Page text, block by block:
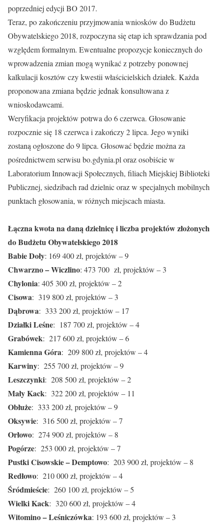
poprzedniej edycji BO 2017.
Teraz, po zakończeniu przyjmowania wniosków do Budżetu
Obywatelskiego 2018, rozpoczyna się etap ich sprawdzania pod
względem formalnym. Ewentualne propozycje koniecznych do
wprowadzenia zmian mogą wynikać z potrzeby ponownej
kalkulacji kosztów czy kwestii właścicielskich działek. Każda
proponowana zmiana będzie jednak konsultowana z
wnioskodawcami.
Weryfikacja projektów potrwa do 6 czerwca. Głosowanie
rozpocznie się 18 czerwca i zakończy 2 lipca. Jego wyniki
zostaną ogłoszone do 9 lipca. Głosować będzie można za
pośrednictwem serwisu bo.gdynia.pl oraz osobiście w
Laboratorium Innowacji Społecznych, filiach Miejskiej Biblioteki
Publicznej, siedzibach rad dzielnic oraz w specjalnych mobilnych
punktach głosowania, w różnych miejscach miasta.
Łączna kwota na daną dzielnicę i liczba projektów złożonych
do Budżetu Obywatelskiego 2018
Babie Doły: 169 400 zł, projektów – 9
Chwarzno – Wiczlino: 473 700 zł, projektów – 3
Chylonia: 405 300 zł, projektów – 2
Cisowa: 319 800 zł, projektów – 3
Dąbrowa: 333 200 zł, projektów – 17
Działki Leśne: 187 700 zł, projektów – 4
Grabówek: 217 600 zł, projektów – 6
Kamienna Góra: 209 800 zł, projektów – 4
Karwiny: 255 700 zł, projektów – 9
Leszczynki: 208 500 zł, projektów – 2
Mały Kack: 322 200 zł, projektów – 11
Obłuże: 333 200 zł, projektów – 9
Oksywie: 316 500 zł, projektów – 7
Orłowo: 274 900 zł, projektów – 8
Pogórze: 253 000 zł, projektów – 7
Pustki Cisowskie – Demptowo: 203 900 zł, projektów – 8
Redłowo: 210 000 zł, projektów – 4
Śródmieście: 260 100 zł, projektów – 5
Wielki Kack: 320 600 zł, projektów – 4
Witomino – Leśniczówka: 193 600 zł, projektów – 3